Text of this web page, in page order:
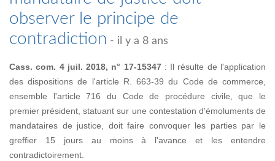
observer le principe de
contradiction - il y a 8 ans
Cass. com. 4 juil. 2018, n° 17-15347: Il résulte de l'application
des dispositions de l'article R. 663-39 du Code de commerce,
ensemble l'article 716 du Code de procédure civile, que le
premier président, statuant sur une contestation d'émoluments de
mandataires de justice, doit faire convoquer les parties par le
greffier 15 jours au moins à l'avance et les entendre
contradictoirement.